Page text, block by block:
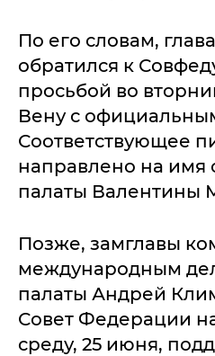
По его словам,
обратился к
просьбой во
Вену с
Соответствующее
направлено на имя
палаты Валентины
Позже, замглавы
международным
палаты Андрей
Совет Федерации
среду, 25 июня,